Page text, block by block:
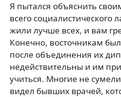
Я пытался объяснить
всего социалистического
жили лучше всех, и вам
Конечно, восточникам
после объединения их
недействительны и им
учиться. Многие не
видел бывших врачей,